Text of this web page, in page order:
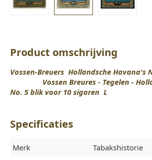
Product omschrijving
Vossen-Breuers Hollandsche
Vossen Breures - Tegelen -
No. 5 blik voor 10 sigaren L
Specificaties
Merk
Tabakshistorie